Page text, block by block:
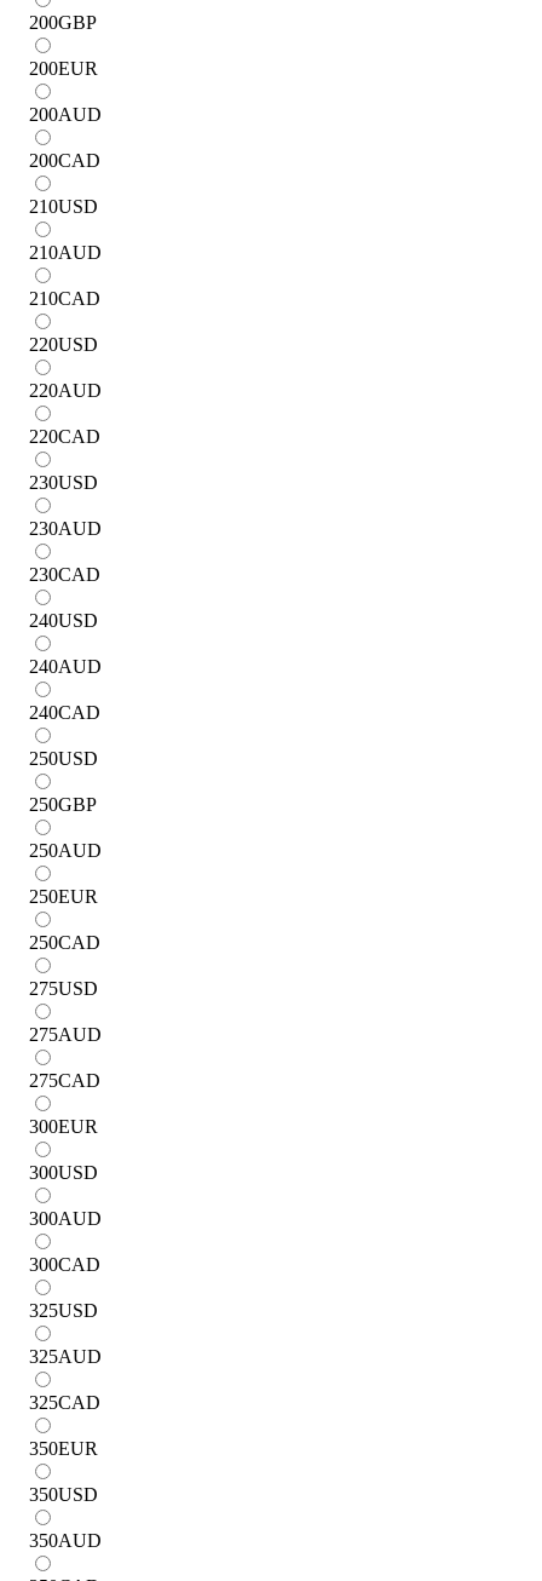
200GBP
200EUR
200AUD
200CAD
210USD
210AUD
210CAD
220USD
220AUD
220CAD
230USD
230AUD
230CAD
240USD
240AUD
240CAD
250USD
250GBP
250AUD
250EUR
250CAD
275USD
275AUD
275CAD
300EUR
300USD
300AUD
300CAD
325USD
325AUD
325CAD
350EUR
350USD
350AUD